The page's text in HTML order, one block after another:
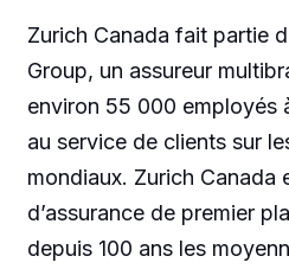
Zurich Canada fait partie
Group, un assureur
environ 55 000 employés
au service de clients sur
mondiaux. Zurich Canada
d’assurance de premier
depuis 100 ans les